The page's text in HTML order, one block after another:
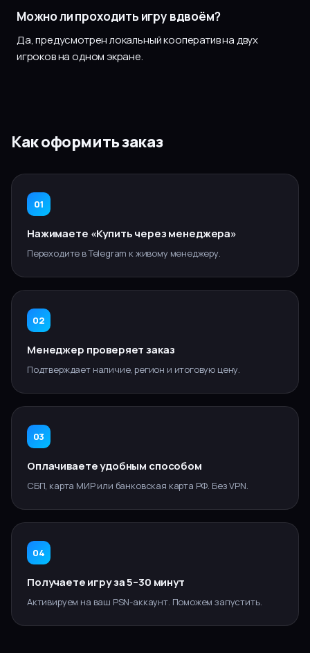
Можно ли проходить игру вдвоём?
Да, предусмотрен локальный кооператив на двух
игроков на одном экране.
Как оформить заказ
01
Нажимаете «Купить через менеджера»
Переходите в Telegram к живому менеджеру.
02
Менеджер проверяет заказ
Подтверждает наличие, регион и итоговую цену.
03
Оплачиваете удобным способом
СБП, карта МИР или банковская карта РФ. Без VPN.
04
Получаете игру за 5–30 минут
Активируем на ваш PSN-аккаунт. Поможем запустить.